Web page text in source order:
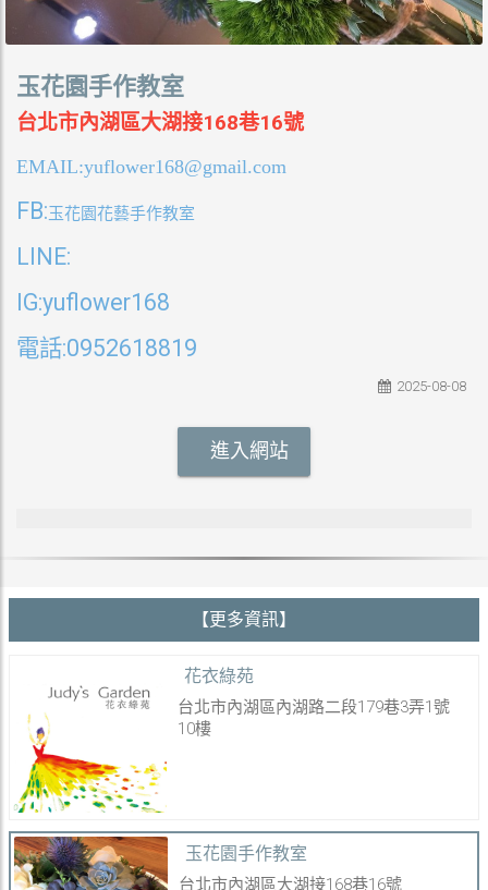
玉花園手作教室
台北市內湖區大湖接168巷16號
EMAIL:yuflower168@gmail.com
FB:玉花園花藝手作教室
LINE:
IG:yuflower168
電話:0952618819
2025-08-08
進入網站
【更多資訊】
花衣綠苑
台北市內湖區內湖路二段179巷3弄1號
10樓
玉花園手作教室
台北市內湖區大湖接168巷16號